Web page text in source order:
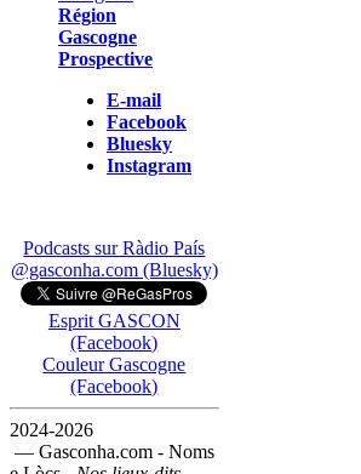
Région
Gascogne
Prospective
E-mail
Facebook
Bluesky
Instagram
Podcasts sur Ràdio País
@gasconha.com (Bluesky)
Esprit GASCON
(Facebook)
Couleur Gascogne
(Facebook)
2024-2026
— Gasconha.com - Noms